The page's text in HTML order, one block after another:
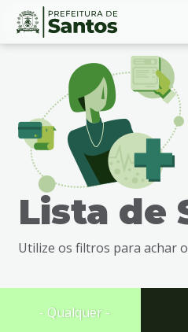
Ir
busca
Ir
Conteúdo
Lista de
Utilize os filtros para achar
- Qualquer -